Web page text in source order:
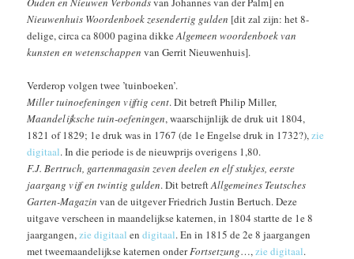
Nieuwenhuis Woordenboek zesendertig gulden [dit zal zijn: het 8-
delige, circa ca 8000 pagina dikkeAlgemeen woordenboek van
kunsten en wetenschappen van Gerrit Nieuwenhuis].
Verderop volgen twee ’tuinboeken’.
Miller tuinoefeningen vijftig cent. Dit betreft Philip Miller,
Maandelijksche tuin-oefeningen, waarschijnlijk de druk uit 1804,
1821 of 1829; 1e druk was in 1767 (de 1e Engelse druk in 1732?),zie
digitaal. In die periode is de nieuwprijs overigens 1,80.
F.J. Bertruch, gartenmagasin zeven deelen en elf stukjes, eerste
jaargang vijf en twintig gulden. Dit betreftAllgemeines Teutsches
Garten-Magazin van de uitgever Friedrich Justin Bertuch. Deze
uitgave verscheen in maandelijkse katernen, in 1804 startte de 1e 8
jaargangen,zie digitaal endigitaal. En in 1815 de 2e 8 jaargangen
met tweemaandelijkse katernen onderFortsetzung…,zie digitaal.